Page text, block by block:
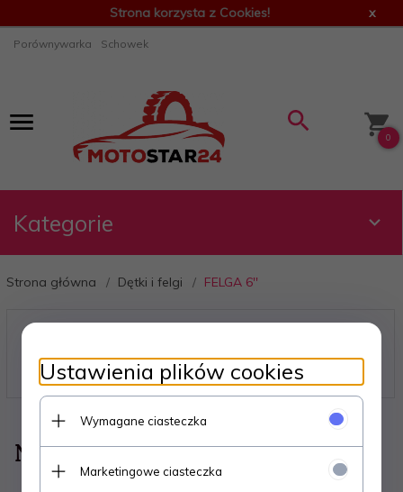
Strona korzysta z Cookies! x
Porównywarka Schowek
0
Kategorie
Strona główna Dętki i felgi FELGA 6''
Niestety nie znaleziono produktu!
Ustawienia plików cookies
Wymagane ciasteczka
Marketingowe ciasteczka